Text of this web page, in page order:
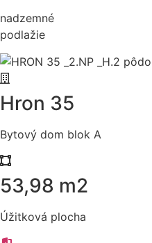
nadzemné
podlažie
Hron 35
Bytový dom blok A
53,98 m2
Úžitková plocha